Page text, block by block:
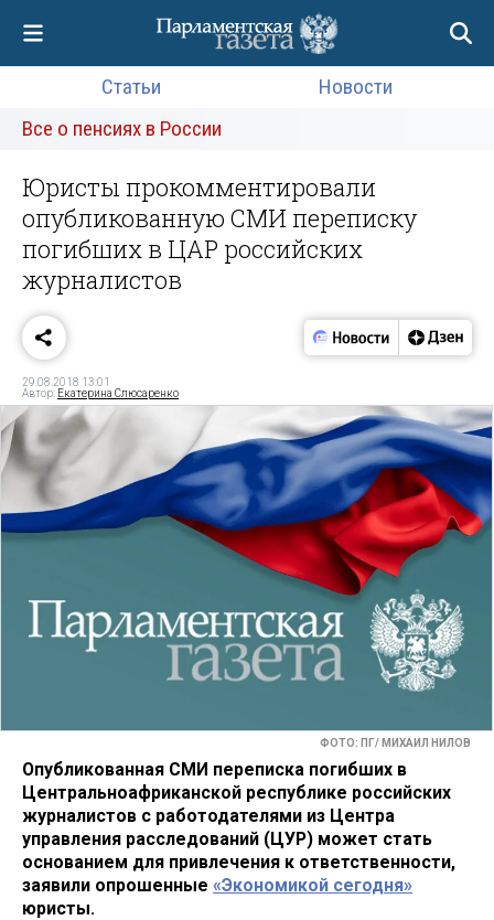
Статьи
Новости
Все о пенсиях в России
Юристы прокомментировали
опубликованную СМИ переписку
погибших в ЦАР российских
журналистов
29.08.2018 13:01
Автор: Екатерина Слюсаренко
ФОТО: ПГ/ МИХАИЛ НИЛОВ
Опубликованная СМИ переписка погибших в
Центральноафриканской республике российских
журналистов с работодателями из Центра
управления расследований (ЦУР) может стать
основанием для привлечения к ответственности,
заявили опрошенные «Экономикой сегодня»
юристы.